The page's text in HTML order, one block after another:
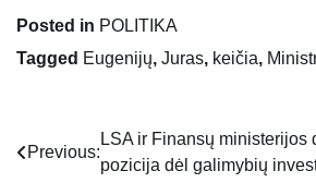
Posted in POLITIKA
Tagged Eugenijų, Juras, keičia,
Navigacija
Previous:
LSA ir Finansų ministerijos
pozicija dėl galimybių